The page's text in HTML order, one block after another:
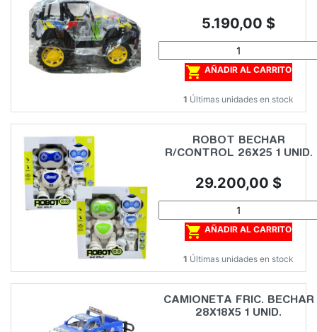
Precio
5.190,00 $
 AÑADIR AL CARRITO
1 Últimas unidades en stock
ROBOT BECHAR
R/CONTROL 26X25 1 UNID.
Precio
29.200,00 $
 AÑADIR AL CARRITO
1 Últimas unidades en stock
CAMIONETA FRIC. BECHAR
28X18X5 1 UNID.